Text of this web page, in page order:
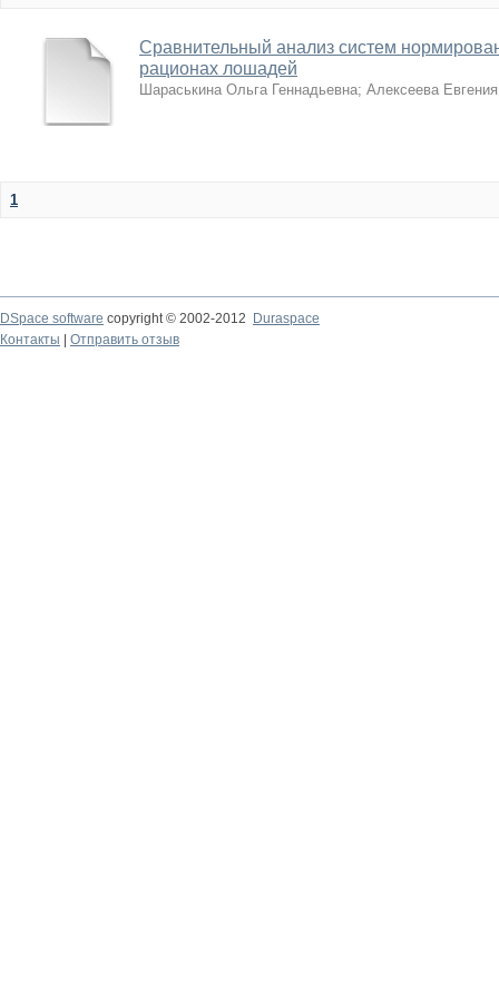
Сравнительный анализ систем
рационах лошадей
Шараськина Ольга Геннадьевна; Алексеева
1
DSpace software copyright © 2002-2012
Duraspace
Контакты
Отправить отзыв